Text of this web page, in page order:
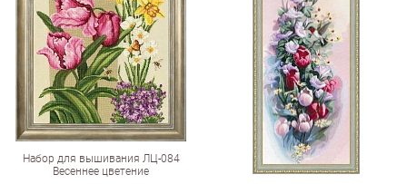
Набор для вышивания ЛЦ-084
Весеннее цветение